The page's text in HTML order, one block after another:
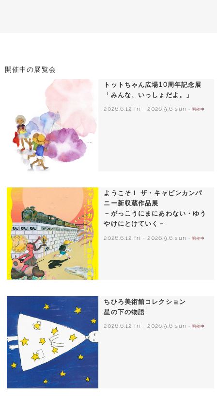
開催中の展覧会
トットちゃん広場10周年記念展
「みんな、いっしょだよ。」
2026.6.12 fri -2026.9.6 sun - 開催中
ようこそ！ ザ・キャビンカンパ
ニー新収蔵作品展
－がっこうにまにあわない・ゆう
やけにとけていく－
2026.6.12 fri - 2026.9.6 sun - 開催中
ちひろ美術館コレクション
星の下の物語
2026.6.12 fri -2026.9.6 sun - 開催中